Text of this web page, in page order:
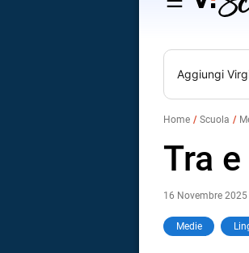
Salta
contenuto
Aggiungi
Home Scuola
Tra
16 Novembre
Medie